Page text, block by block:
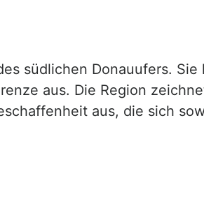
südlichen Donauufers.
aus. Die Region
aus, die sich